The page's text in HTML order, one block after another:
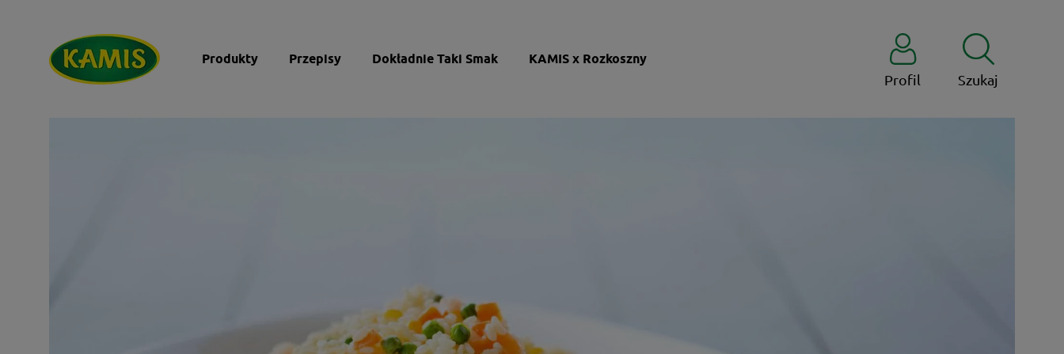
Produkty Przepisy Dokładnie Taki Smak KAMIS x Rozkoszny
Profil Szukaj